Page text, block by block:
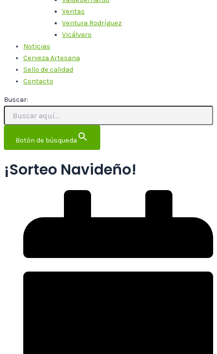
Ventas
Ventura Rodríguez
Vicálvaro
Noticias
Cerveza Artesana
Sello de calidad
Contacto
Buscar:
Botón de búsqueda
¡Sorteo Navideño!